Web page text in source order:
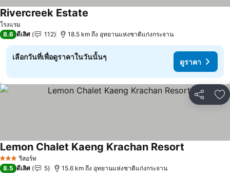
โรงแรม
Rivercreek Estate
8.6 ดีเลิศ 112 18.5 km ถึง อุทยานแห่งชาติแก่งกระจาน
เลือกวันที่เพื่อดูราคาในวันนั้นๆ
ดูราคา
แชร์ เ
3 ดาว รีสอร์ท
Lemon Chalet Kaeng Krachan Resort
8.5 ดีเลิศ 5 15.6 km ถึง อุทยานแห่งชาติแก่งกระจาน